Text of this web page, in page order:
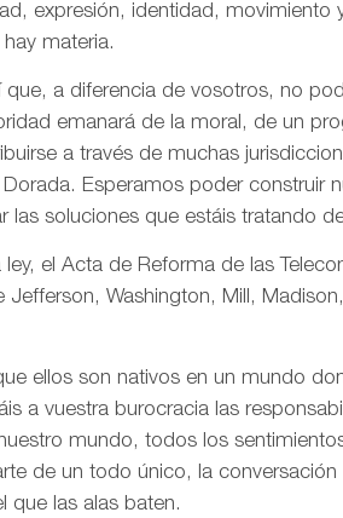
expresión, identidad, movimiento
materia.
que, a diferencia de vosotros, no
emanará de la moral, de un
a través de muchas
Esperamos poder construir
soluciones que estáis tratando
el Acta de Reforma de las
Washington, Mill,
ellos son nativos en un mundo
a vuestra burocracia las
mundo, todos los
de un todo único, la
que las alas baten.